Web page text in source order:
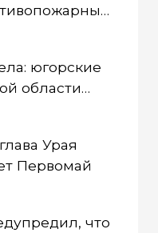
югорские
области
Урая
Первомай
что